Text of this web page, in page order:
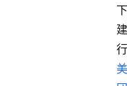
下
建
行
美